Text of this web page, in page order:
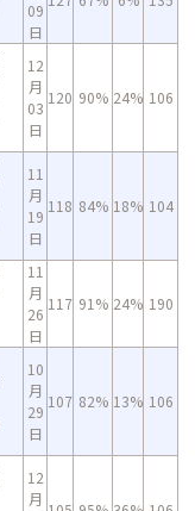
09
日
12
月
03
日
120 90% 24% 106
11
月
19
日
118 84% 18% 104
11
月
26
日
117 91% 24% 190
10
月
29
日
107 82% 13% 106
12
月